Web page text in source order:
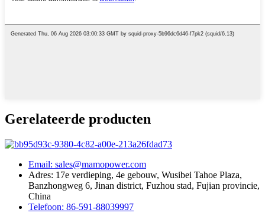
Gerelateerde producten
Email: sales@mamopower.com
Adres: 17e verdieping, 4e gebouw, Wusibei Tahoe Plaza,
Banzhongweg 6, Jinan district, Fuzhou stad, Fujian provincie,
China
Telefoon: 86-591-88039997